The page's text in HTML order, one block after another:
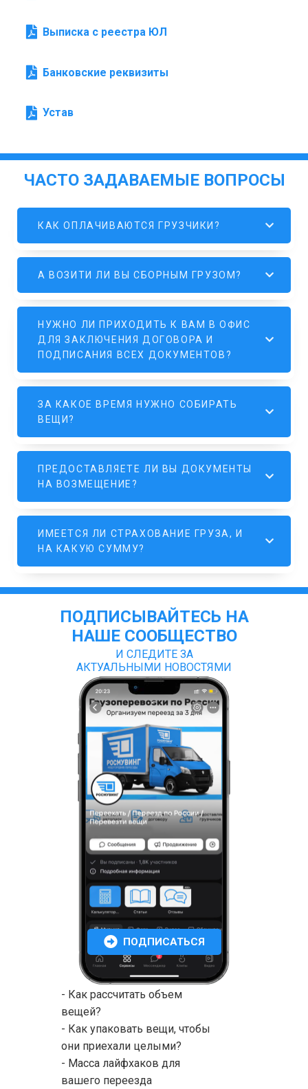
Выписка с реестра ЮЛ
Банковские реквизиты
Устав
ЧАСТО ЗАДАВАЕМЫЕ ВОПРОСЫ
КАК ОПЛАЧИВАЮТСЯ ГРУЗЧИКИ?
А ВОЗИТИ ЛИ ВЫ СБОРНЫМ ГРУЗОМ?
НУЖНО ЛИ ПРИХОДИТЬ К ВАМ В ОФИС
ДЛЯ ЗАКЛЮЧЕНИЯ ДОГОВОРА И
ПОДПИСАНИЯ ВСЕХ ДОКУМЕНТОВ?
ЗА КАКОЕ ВРЕМЯ НУЖНО СОБИРАТЬ
ВЕЩИ?
ПРЕДОСТАВЛЯЕТЕ ЛИ ВЫ ДОКУМЕНТЫ
НА ВОЗМЕЩЕНИЕ?
ИМЕЕТСЯ ЛИ СТРАХОВАНИЕ ГРУЗА, И
НА КАКУЮ СУММУ?
ПОДПИСЫВАЙТЕСЬ НА
НАШЕ СООБЩЕСТВО
И СЛЕДИТЕ ЗА
АКТУАЛЬНЫМИ НОВОСТЯМИ
- Как рассчитать объем
вещей?
- Как упаковать вещи, чтобы
они приехали целыми?
- Масса лайфхаков для
вашего переезда
ПОДПИСАТЬСЯ